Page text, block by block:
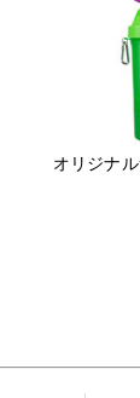
オリジナ